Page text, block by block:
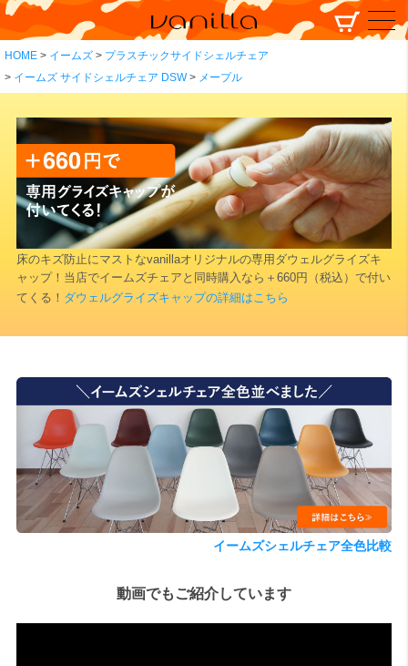
HOME イームズ
プラスチックサイドシェルチェア
イームズ サイドシェルチェア DSW
メープル
検索
床のキズ防止にマストなvanillaオリジナルの専用ダウェルグライズキ
ャップ！当店でイームズチェアと同時購入なら＋660円（税込）で付い
てくる！ ダウェルグライズキャップの詳細はこちら
イームズシェルチェア全色比較
動画でもご紹介しています